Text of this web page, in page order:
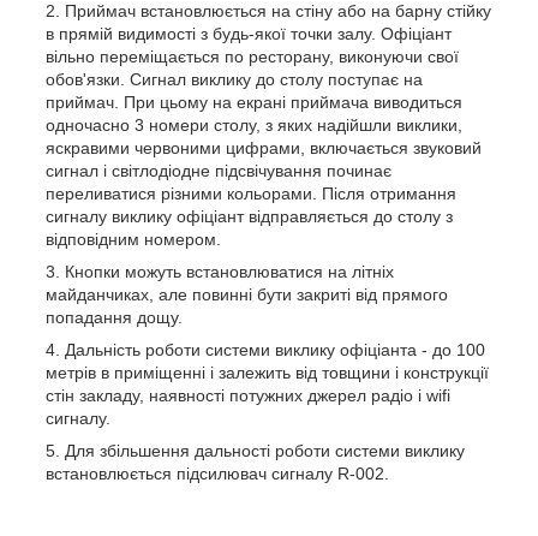
Приймач встановлюється на стіну або на барну стійку
в прямій видимості з будь-якої точки залу. Офіціант
вільно переміщається по ресторану, виконуючи свої
обов'язки. Сигнал виклику до столу поступає на
приймач. При цьому на екрані приймача виводиться
одночасно 3 номери столу, з яких надійшли виклики,
яскравими червоними цифрами, включається звуковий
сигнал і світлодіодне підсвічування починає
переливатися різними кольорами. Після отримання
сигналу виклику офіціант відправляється до столу з
відповідним номером.
Кнопки можуть встановлюватися на літніх
майданчиках, але повинні бути закриті від прямого
попадання дощу.
Дальність роботи системи виклику офіціанта - до 100
метрів в приміщенні і залежить від товщини і конструкції
стін закладу, наявності потужних джерел радіо і wifi
сигналу.
Для збільшення дальності роботи системи виклику
встановлюється підсилювач сигналу R-002.